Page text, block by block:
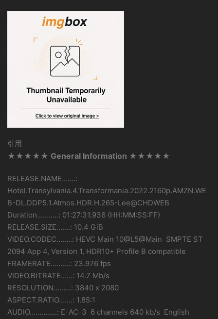
引用
★★★★★ General Information ★★★★★
RELEASE.NAME…….:
Hotel.Transylvania.4.Transformania.2022.2160p.AMZN.WE
B-DL.DDP5.1.Atmos.HDR.H.265-Lee@CHDWEB
Duration………..: 01:27:31.936 (HH:MM:SS:FF)
RELEASE.SIZE…….: 10.4 GiB
VIDEO.CODEC……..: HEVC Main 10@L5@Main SMPTE ST
2094 App 4, Version 1, HDR10+ Profile B compatible
FRAMERATE……….: 23.976 fps
VIDEO.BITRATE……: 14.7 Mb/s
RESOLUTION………: 3840 x 2080
ASPECT.RATIO…….: 1.85:1
AUDIO…………..: E-AC-3 6 channels 640 kb/s English